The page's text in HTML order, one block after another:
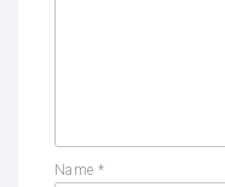
Name *